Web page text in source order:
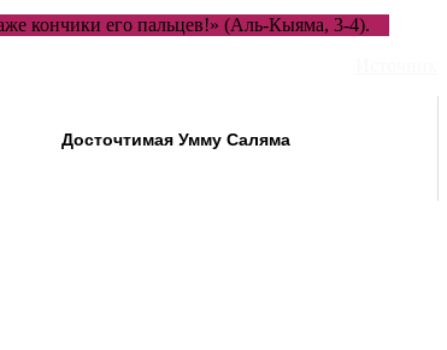
кончики его пальцев!» (Аль-Кыяма, 3-4).
Досточтимая Умму Саляма